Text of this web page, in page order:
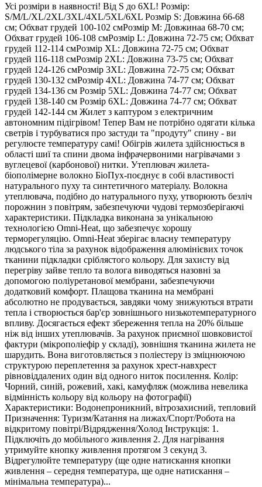
Усі розміри в наявності! Від S до 6XL! Розмір:
S/M/L/XL/2XL/3XL/4XL/5XL/6XL Розмір S: Довжина 66-68
см; Обхват грудей 100-102 смРозмір M: Довжинаа 68-70 см;
Обхват грудей 106-108 смРозмір L: Довжина 72-75 см; Обхват
грудей 112-114 смРозмір XL: Довжина 72-75 см; Обхват
грудей 116-118 смРозмір 2XL: Довжина 73-75 см; Обхват
грудей 124-126 смРозмір 3XL: Довжина 72-75 см; Обхват
грудей 130-132 смРозмір 4XL: Довжина 74-77 см; Обхват
грудей 134-136 см Розмір 5XL: Довжина 74-77 см; Обхват
грудей 138-140 см Розмір 6XL: Довжина 74-77 см; Обхват
грудей 142-144 см Жилет з каптуром з електричним
автономним підігрівом! Тепер Вам не потрібно одягати кілька
светрів і турбуватися про застуди та "продуту" спину - ви
регулюєте температуру самі! Обігрів жилета здійснюється в
області шиї та спини двома інфрачервоними нагрівачами з
вуглецевої (карбонової) нитки. Утеплювач жилета-
біополімерне волокно БіоПух-поєднує в собі властивості
натурального пуху та синтетичного матеріалу. Волокна
утеплювача, подібно до натурального пуху, утворюють безліч
порожнин з повітрям, забезпечуючи чудові термозберігаючі
характеристики. Підкладка виконана за унікальною
технологією Omni-Heat, що забезпечує хорошу
терморегуляцію. Omni-Heat зберігає власну температуру
людського тіла за рахунок відображення алюмінієвих точок
тканини підкладки сріблястого кольору. Для захисту від
перегріву зайве тепло та волога виводяться назовні за
допомогою поліуретанової мембрани, забезпечуючи
додатковий комфорт. Плащова тканина на мембрані
абсолютно не продувається, завдяки чому знижуються втрати
тепла і створюється бар'єр зовнішнього низькотемпературного
впливу. Досягається ефект збереження тепла на 20% більше
ніж від інших утеплювачів. За рахунок приємної шовковистої
фактури (мікрополіефір у складі), зовнішня тканина жилета не
шарудить. Вона виготовляється з поліестеру із зміцнюючою
структурою переплетення за рахунок хрест-навхрест
рівновіддалених один від одного ниток посилення. Колір:
Чорний, синій, рожевий, хакі, камуфляж (можлива невелика
відмінність кольору від кольору на фотографії)
Характеристики: Водонепроникний, вітрозахисний, тепловий
Призначення: Туризм/Катання на лижах/Спорт/Робота на
відкритому повітрі/Відрядження/Холод Інструкція: 1.
Підключіть до мобільного живлення 2. Для нагрівання
утримуйте кнопку живлення протягом 3 секунд 3.
Відрегулюйте температуру (ще одне натискання кнопки
живлення – середня температура, ще одне натискання –
мінімальна температура)...